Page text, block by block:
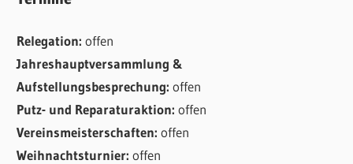
Relegation:offen
Jahreshauptversammlung &
Aufstellungsbesprechung:offen
Putz- und Reparaturaktion:offen
Vereinsmeisterschaften:offen
Weihnachtsturnier:offen